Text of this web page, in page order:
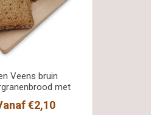
Veens bruin
met
tarwe deco
BREED€2,10